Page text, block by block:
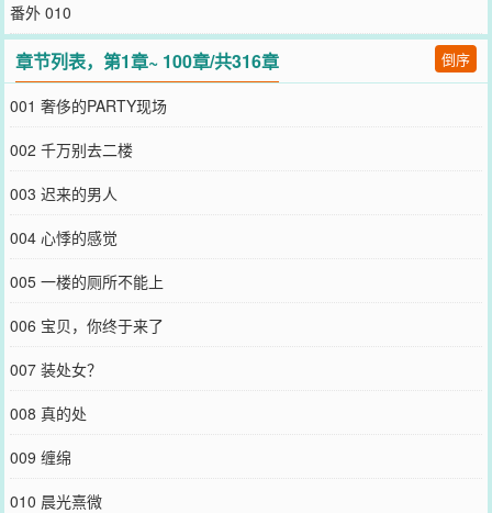
番外 010
章节列表，第1章~ 100章/共316章 倒序
001 奢侈的PARTY现场
002 千万别去二楼
003 迟来的男人
004 心悸的感觉
005 一楼的厕所不能上
006 宝贝，你终于来了
007 装处女？
008 真的处
009 缠绵
010 晨光熹微